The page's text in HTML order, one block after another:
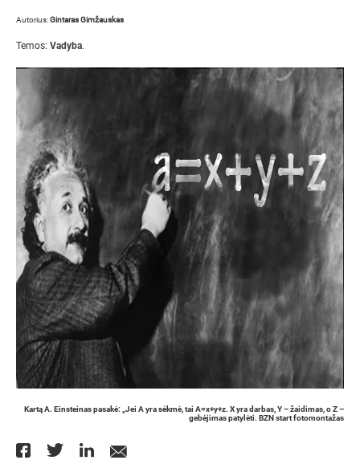
Autorius:Gintaras Gimžauskas
Temos: Vadyba.
Kartą A. Einsteinas pasakė: „Jei A yra sėkmė, tai A=x+y+z. X yra darbas, Y – žaidimas, o Z –
gebėjimas patylėti. BZN start fotomontažas